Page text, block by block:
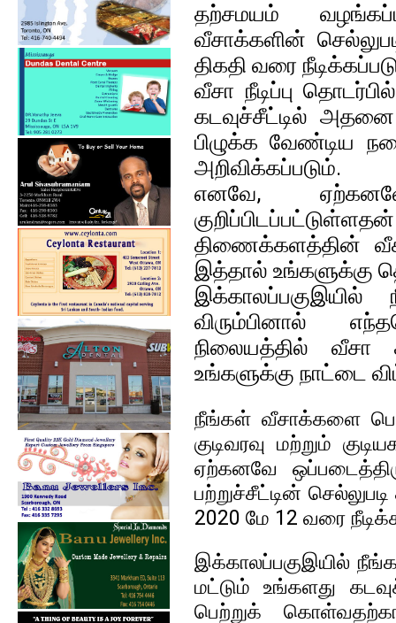
தற்சமயம்‌
வீசாக்களின்‌
திகதி வரை
வீசா நீடிப்பு
கடவுச்‌சீட்டில்‌ அதனை
பிழுக்க வேண்டிய
அறிவிக்கப்படும்‌.
எனவே,
திணைக்களத்தின்‌ வீசா
இத்தால்‌ உங்களுக்கு
விரும்பினால்‌
நிலையத்தில்‌
உங்களுக்கு நாட்டை
நீங்கள்‌ வீசாக்களை
குடிவரவு மற்றும்‌
ஏற்கனவே
பற்றுச்சீட்டின்‌
2020 மே 12 வரை
இக்காலப்பகுஇயில்‌
மட்டும்‌ உங்களது
பெற்றுக்